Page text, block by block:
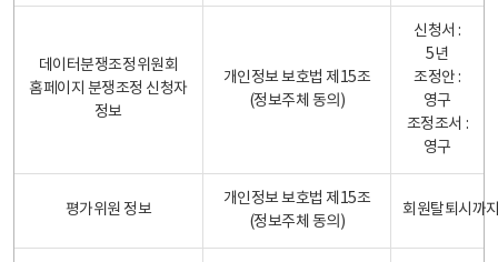
데이터분쟁조정위원회
홈페이지 분쟁조정 신청자
정보
개인정보 보호법 제15조
(정보주체 동의)
신청서 :
5년
조정안 :
영구
조정조서 :
영구
평가위원 정보
개인정보 보호법 제15조
(정보주체 동의)
회원탈퇴시까